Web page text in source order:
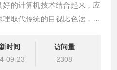
的计算机技术结合起来，应
取代传统的目视比色法，消
流两用、自动调零、浓度直
点，仪器操作简便，人机交
时间
09-23
访问量
2308